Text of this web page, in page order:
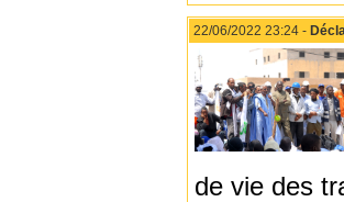
22/06/2022 23:24 -
de vie des